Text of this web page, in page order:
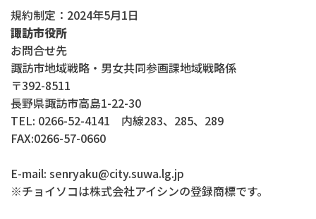
規約制定：2024年5月1日
諏訪市役所
お問合せ先
諏訪市地域戦略・男女共同参画課地域戦略係
〒392-8511
長野県諏訪市高島1-22-30
TEL: 0266-52-4141 内線283、285、289
FAX:0266-57-0660
E-mail: senryaku@city.suwa.lg.jp
※チョイソコは株式会社アイシンの登録商標です。